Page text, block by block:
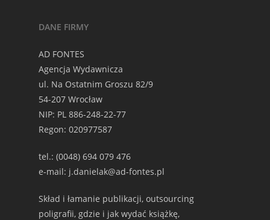
DANE FIRMY
AD FONTES
Agencja Wydawnicza
ul. Na Ostatnim Groszu 82/9
54-207 Wrocław
NIP: PL 886-248-22-77
Regon: 020977587
tel.: (0048) 694 079 476
e-mail: j.danielak@ad-fontes.pl
Skład i łamanie publikacji, outsourcing
poligrafii, gdzie i jak wydać książkę,